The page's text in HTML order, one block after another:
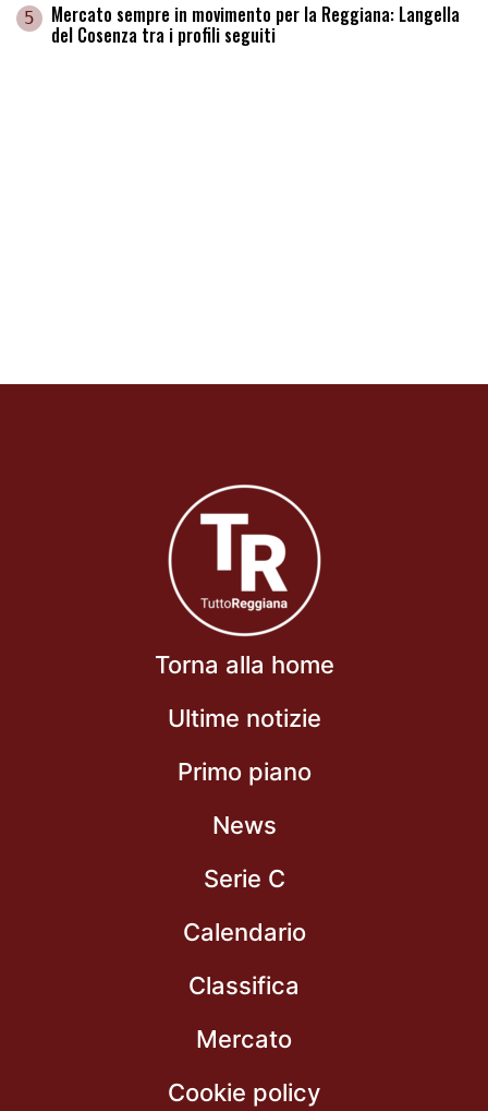
5 Mercato sempre in movimento per la Reggiana: Langella
del Cosenza tra i profili seguiti
Torna alla home
Ultime notizie
Primo piano
News
Serie C
Calendario
Classifica
Mercato
Cookie policy